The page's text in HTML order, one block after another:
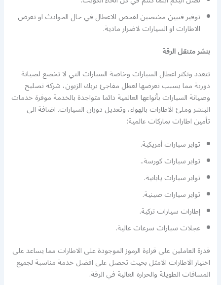
توفير فنيين مختصين لفحص الاعطال في حال الحوادث او تعرض
الاطارات او السيارات لاضرار مادية.
بنشر متنقل الرقة
تتعدد وتكثر اعطال السيارات وخاصة السيارات التي لا تخضع لصيانة
دورية مما يسبب تعرضها لعطل مفاجئ يربك الزبون، شركة تصليح
وصيانة السيارات بأنواعها العالمية دائما متواجدة بالخدمة موفرة خدمات
البنشر وملئ الاطارات بالهواء، وتعديل دوزان السيارات. اضافة الى
تأمين اطارات بماركات عالمية:
تواير سيارات أمريكية.
تواير سيارات كورسة..
تواير سيارات يابانية.
تواير سيارات صينية.
إطارات سيارات تركية.
عجلات سيارات سرعات عالية.
قدرة العاملين على قراءة الرموز الموجودة على الاطارات مما يساعد على
اختيار الاطارات الامثل بحيث تحصل على افضل خدمة مناسبة لجميع
المسافات الطويلة والحرارة العالية في الرقة.